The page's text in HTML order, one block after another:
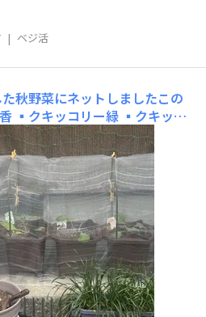
| ベジ活
秋野菜にネットしましたこの
▪︎クキッコリー緑 ▪︎クキッコ
▪︎あまたま早生クキッコリー
かったので今年もリピおばんざ
気に入りのお野菜あまたま早
まはまだ植え付けて